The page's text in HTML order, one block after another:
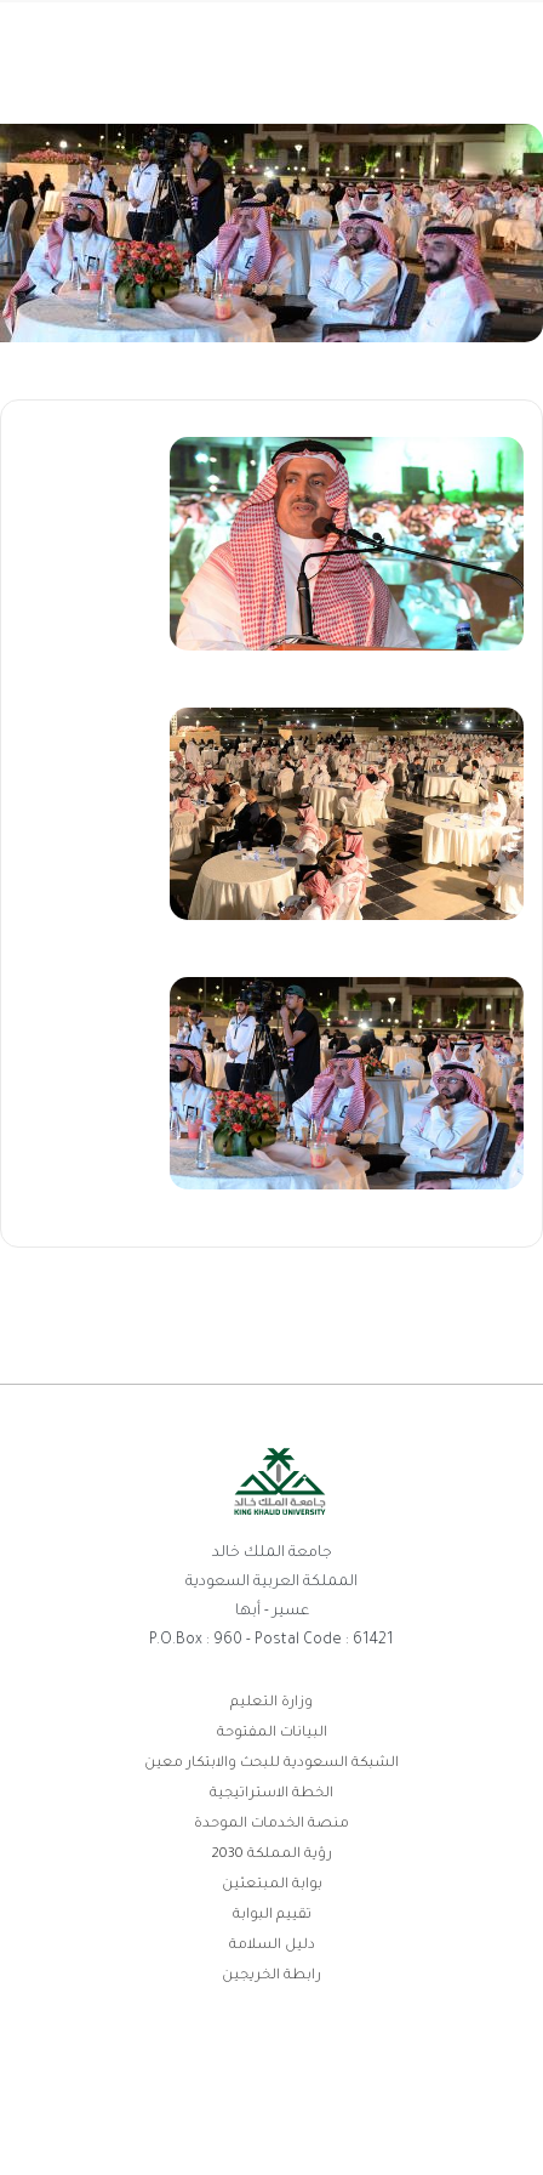
جامعة الملك خالد
المملكة العربية السعودية
عسير - أبها
P.O.Box : 960 - Postal Code : 61421
وزارة التعليم
البيانات المفتوحة
الشبكة السعودية للبحث والابتكار معين
الخطة الاستراتيجية
منصة الخدمات الموحدة
رؤية المملكة 2030
بوابة المبتعثين
تقييم البوابة
دليل السلامة
رابطة الخريجين